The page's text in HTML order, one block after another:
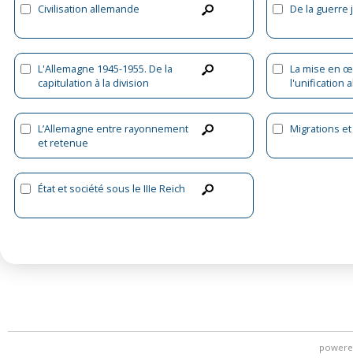
Civilisation allemande De la guerre
L'Allemagne 1945-1955. De la
capitulation à la division
La mise en
l'unification
1990)
L’Allemagne entre rayonnement
et retenue
Migrations
État et société sous le IIIe Reich